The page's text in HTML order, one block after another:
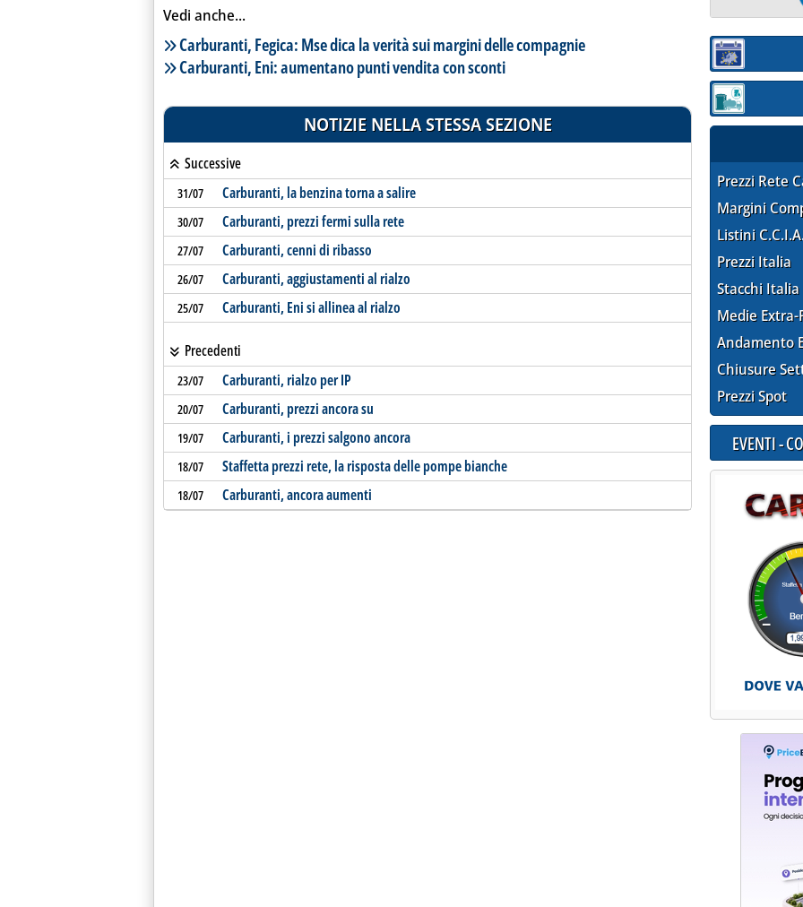
Vedi anche...
Lista notizie correlate
Carburanti, Fegica: Mse dica la verità sui margini delle compagnie
Carburanti, Eni: aumentano punti vendita con sconti
NOTIZIE NELLA STESSA SEZIONE
Successive
31/07 Carburanti, la benzina torna a salire
30/07 Carburanti, prezzi fermi sulla rete
27/07 Carburanti, cenni di ribasso
26/07 Carburanti, aggiustamenti al rialzo
25/07 Carburanti, Eni si allinea al rialzo
Precedenti
23/07 Carburanti, rialzo per IP
20/07 Carburanti, prezzi ancora su
19/07 Carburanti, i prezzi salgono ancora
18/07 Staffetta prezzi rete, la risposta delle pompe bianche
18/07 Carburanti, ancora aumenti
Sezione:
Sezione:
Prezzi Rete
Margini
Listini
Prezzi Italia
Stacchi Italia
Medie Extra-
Andamento
Chiusure
Prezzi Spot
EVENTI -